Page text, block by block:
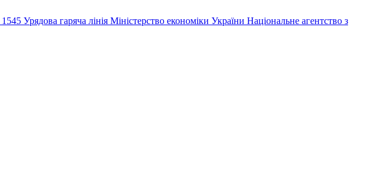
1545 Урядова гаряча лінія Міністерство економіки України Національне агентство з